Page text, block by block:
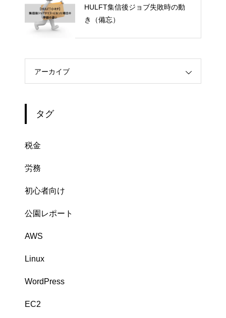
HULFT集信後ジョブ失敗時の動
き（備忘）
アーカイブ
タグ
税金
労務
初心者向け
公園レポート
AWS
Linux
WordPress
EC2